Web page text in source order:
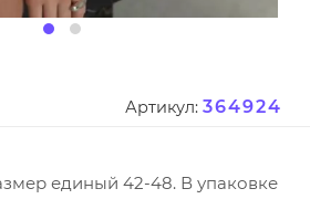
Артикул: 364924
единый 42-48. В упаковке